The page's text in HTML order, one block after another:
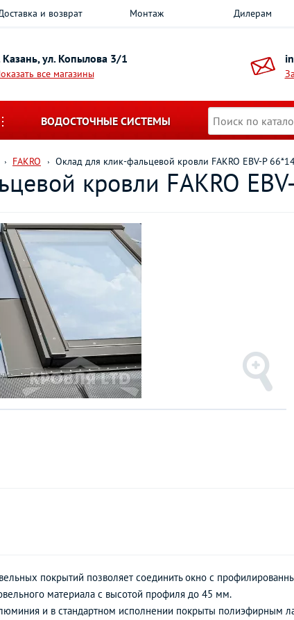
и возврат Монтаж Дилерам
Казань, ул. Копылова 3/1
все магазины
ВОДОСТОЧНЫЕ СИСТЕМЫ
FAKRO Оклад для клик-фальцевой кровли FAKRO EBV-P
кровли FAKRO
покрытий позволяет соединить окно с
материала с высотой профиля до 45 мм.
и в стандартном исполнении покрыты полиэфирным